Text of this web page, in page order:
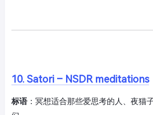
10. Satori – NSDR meditations
标语：冥想适合那些爱思考的人、夜猫